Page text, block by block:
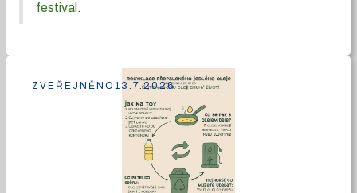
festival.
ZVEŘEJNĚNO 13.7.2026